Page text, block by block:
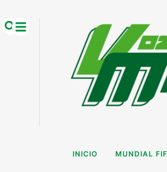
INICIO MUNDIAL